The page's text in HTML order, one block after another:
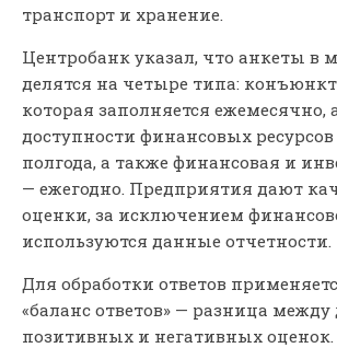
транспорт и хранение.
Центробанк указал, что анкеты в
делятся на четыре типа:
которая заполняется ежемесячно,
доступности финансовых ресурсов
полгода, а также финансовая и
— ежегодно. Предприятия дают
оценки, за исключением
используются данные отчетности.
Для обработки ответов
«баланс ответов» — разница между
позитивных и негативных